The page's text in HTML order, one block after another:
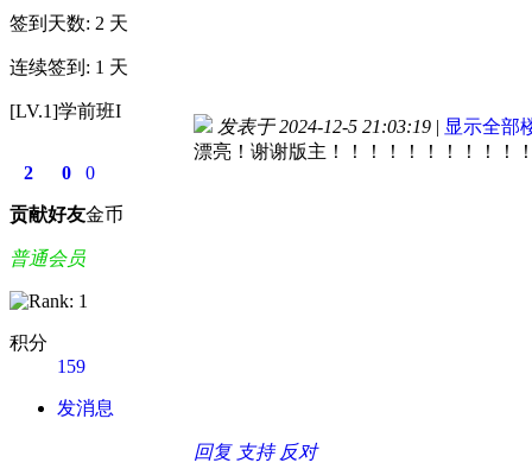
签到天数: 2 天
连续签到: 1 天
[LV.1]学前班I
2
贡献
0
好友
0
金币
普通会员
积分
159
发消息
发表于 2024-12-5 21:03:19 | 显示全部
漂亮！谢谢版主！！！！！！！！！！
回复 支持 反对